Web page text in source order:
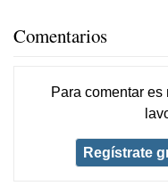
Comentarios
Para comentar es
Regístrate